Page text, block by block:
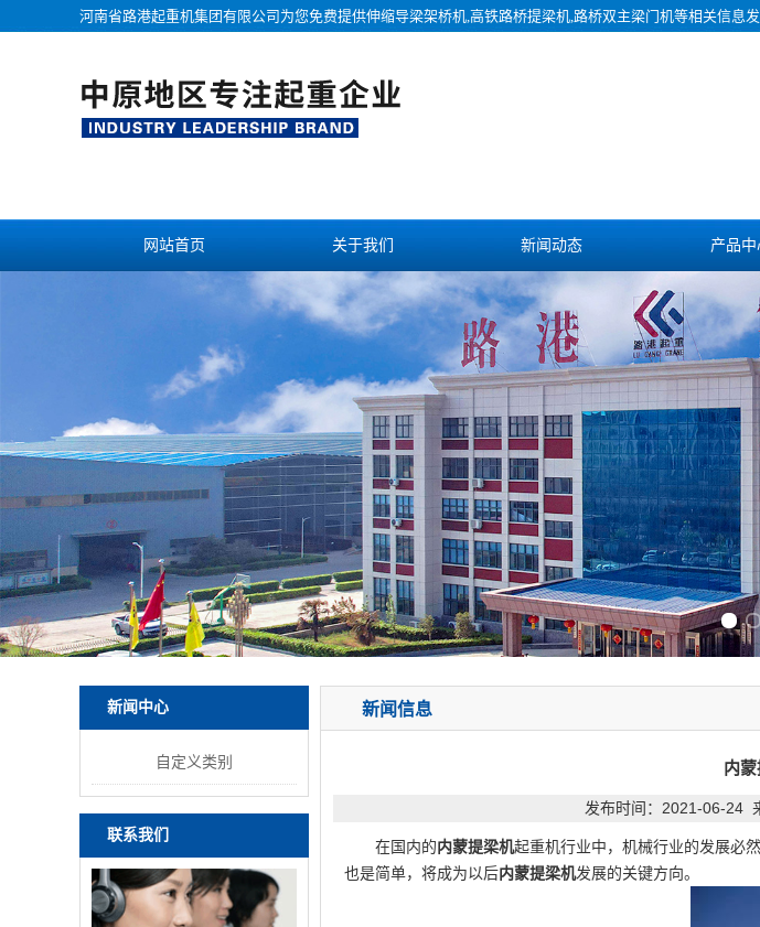
河南省路港起重机集团有限公司为您免费提供伸缩导梁架桥机,高铁路桥提梁机,路桥双主梁门机等相关信息
网站首页 关于我们 新闻动态 产品中
新闻中心
自定义类别
联系我们
新闻信息
内
发布时间：2021-06-24
在国内的内蒙提梁机起重机行业中，机械行业的发展必
也是简单，将成为以后内蒙提梁机发展的关键方向。